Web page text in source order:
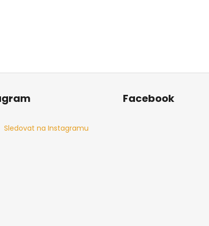
Sledovat na Instagramu
Facebook